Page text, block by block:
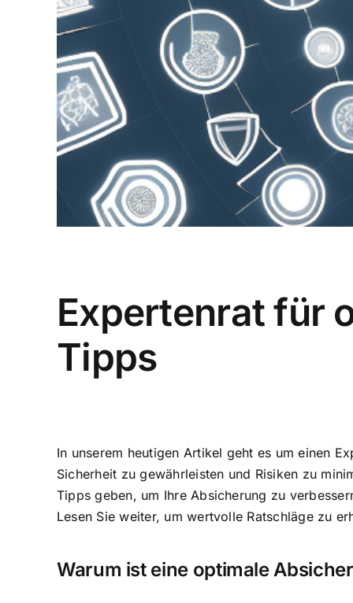
Expertenrat für
Tipps
In unserem heutigen Artikel geht es um einen
Sicherheit zu gewährleisten und Risiken zu
Tipps geben, um Ihre Absicherung zu
Lesen Sie weiter, um wertvolle Ratschläge zu
Warum ist eine optimale